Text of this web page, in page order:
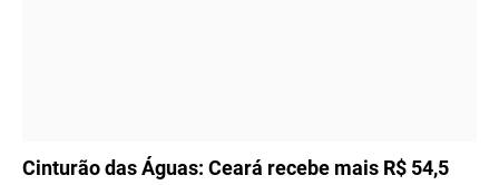
ÚLTIMAS NOTÍCIAS
Cinturão das Águas: Ceará recebe mais R$ 54,5